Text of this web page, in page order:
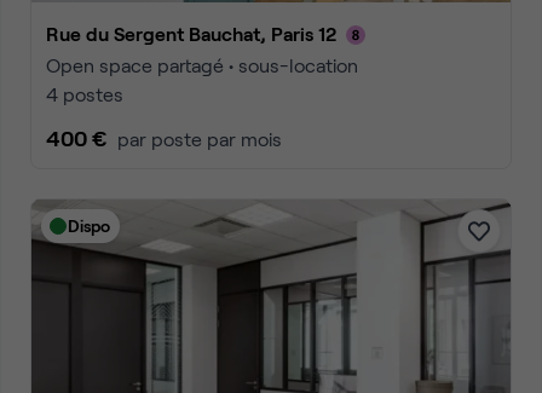
Rue du Sergent Bauchat, Paris 12
Open space partagé • sous-location
4 postes
400 € par poste par mois
Dispo